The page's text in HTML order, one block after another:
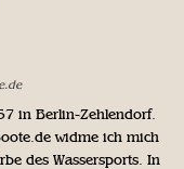
in Berlin-Zehlendorf.
widme ich mich
des Wassersports. In